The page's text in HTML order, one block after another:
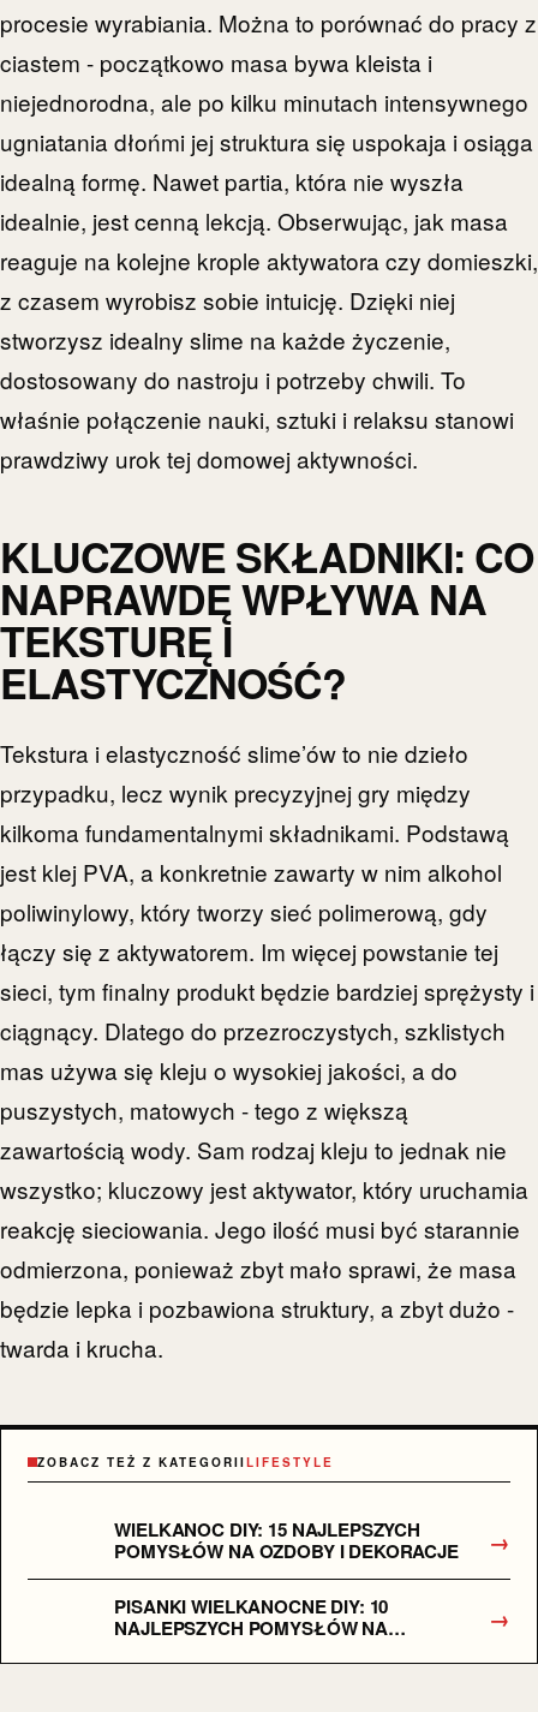
procesie wyrabiania. Można to porównać do pracy z
ciastem - początkowo masa bywa kleista i
niejednorodna, ale po kilku minutach intensywnego
ugniatania dłońmi jej struktura się uspokaja i osiąga
idealną formę. Nawet partia, która nie wyszła
idealnie, jest cenną lekcją. Obserwując, jak masa
reaguje na kolejne krople aktywatora czy domieszki,
z czasem wyrobisz sobie intuicję. Dzięki niej
stworzysz idealny slime na każde życzenie,
dostosowany do nastroju i potrzeby chwili. To
właśnie połączenie nauki, sztuki i relaksu stanowi
prawdziwy urok tej domowej aktywności.
KLUCZOWE SKŁADNIKI: CO
NAPRAWDĘ WPŁYWA NA
TEKSTURĘ I
ELASTYCZNOŚĆ?
Tekstura i elastyczność slime’ów to nie dzieło
przypadku, lecz wynik precyzyjnej gry między
kilkoma fundamentalnymi składnikami. Podstawą
jest klej PVA, a konkretnie zawarty w nim alkohol
poliwinylowy, który tworzy sieć polimerową, gdy
łączy się z aktywatorem. Im więcej powstanie tej
sieci, tym finalny produkt będzie bardziej sprężysty i
ciągnący. Dlatego do przezroczystych, szklistych
mas używa się kleju o wysokiej jakości, a do
puszystych, matowych - tego z większą
zawartością wody. Sam rodzaj kleju to jednak nie
wszystko; kluczowy jest aktywator, który uruchamia
reakcję sieciowania. Jego ilość musi być starannie
odmierzona, ponieważ zbyt mało sprawi, że masa
będzie lepka i pozbawiona struktury, a zbyt dużo -
twarda i krucha.
ZOBACZ TEŻ Z KATEGORIILIFESTYLE
WIELKANOC DIY: 15 NAJLEPSZYCH
POMYSŁÓW NA OZDOBY I DEKORACJE
→
PISANKI WIELKANOCNE DIY: 10
NAJLEPSZYCH POMYSŁÓW NA
→